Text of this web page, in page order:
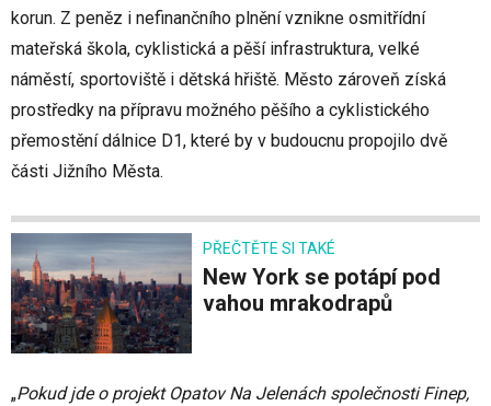
korun. Z peněz i nefinančního plnění vznikne osmitřídní
mateřská škola, cyklistická a pěší infrastruktura, velké
náměstí, sportoviště i dětská hřiště. Město zároveň získá
prostředky na přípravu možného pěšího a cyklistického
přemostění dálnice D1, které by v budoucnu propojilo dvě
části Jižního Města.
PŘEČTĚTE SI TAKÉ
New York se potápí pod
vahou mrakodrapů
„Pokud jde o projekt Opatov Na Jelenách společnosti Finep,